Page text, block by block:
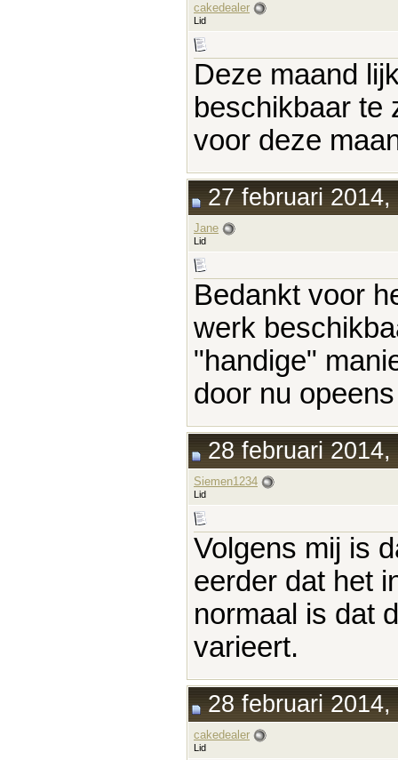
cakedealer
Lid
Deze maand
beschikbaar te
voor deze
27 februari 2014,
Jane
Lid
Bedankt voor
werk
"handige"
door nu
28 februari 2014,
Siemen1234
Lid
Volgens mij is
eerder dat het
normaal is dat
varieert.
28 februari 2014,
cakedealer
Lid